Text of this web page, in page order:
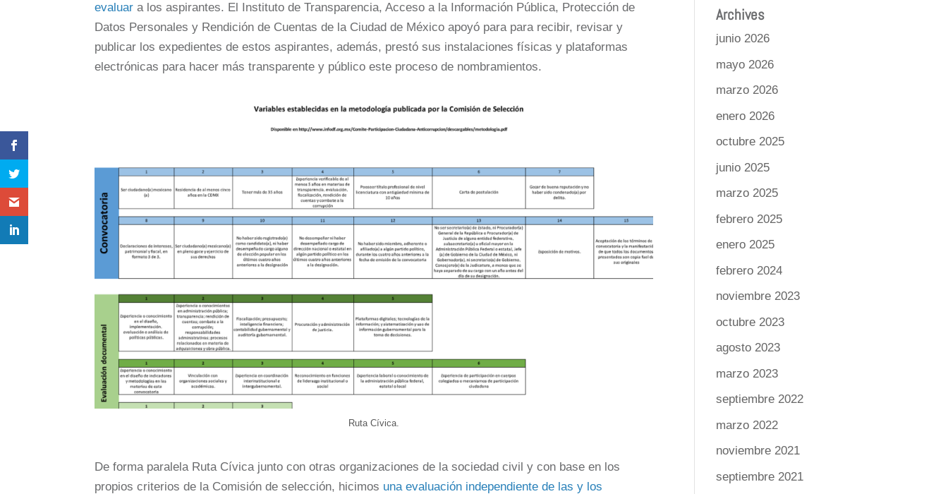
evaluar a los aspirantes. El Instituto de Transparencia, Acceso a la Información Pública, Protección de
Datos Personales y Rendición de Cuentas de la Ciudad de México apoyó para para recibir, revisar y
publicar los expedientes de estos aspirantes, además, prestó sus instalaciones físicas y plataformas
electrónicas para hacer más transparente y público este proceso de nombramientos.
Ruta Cívica.
De forma paralela Ruta Cívica junto con otras organizaciones de la sociedad civil y con base en los
propios criterios de la Comisión de selección, hicimos una evaluación independiente de las y los
Archives
junio 2026
mayo 2026
marzo 2026
enero 2026
octubre 2025
junio 2025
marzo 2025
febrero 2025
enero 2025
febrero 2024
noviembre 2023
octubre 2023
agosto 2023
marzo 2023
septiembre 2022
marzo 2022
noviembre 2021
septiembre 2021